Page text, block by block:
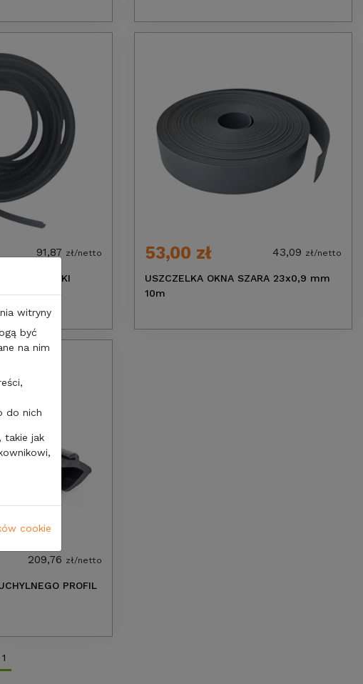
91,87 zł/netto
HEKI
53,00 zł 43,09 zł/netto
USZCZELKA OKNA SZARA 23x0,9 mm
10m
209,76 zł/netto
PROFIL
1
witryny
być
na nim
do nich
takie jak
cookie